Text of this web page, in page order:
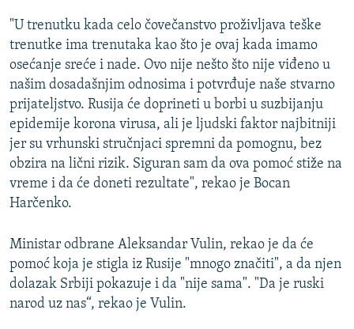
"U trenutku kada celo čovečanstvo proživljava teške
trenutke ima trenutaka kao što je ovaj kada imamo
osećanje sreće i nade. Ovo nije nešto što nije viđeno u
našim dosadašnjim odnosima i potvrđuje naše stvarno
prijateljstvo. Rusija će doprineti u borbi u suzbijanju
epidemije korona virusa, ali je ljudski faktor najbitniji
jer su vrhunski stručnjaci spremni da pomognu, bez
obzira na lični rizik. Siguran sam da ova pomoć stiže na
vreme i da će doneti rezultate", rekao je Bocan
Harčenko.
Ministar odbrane Aleksandar Vulin, rekao je da će
pomoć koja je stigla iz Rusije "mnogo značiti", a da njen
dolazak Srbiji pokazuje i da "nije sama". "Da je ruski
narod uz nas“, rekao je Vulin.